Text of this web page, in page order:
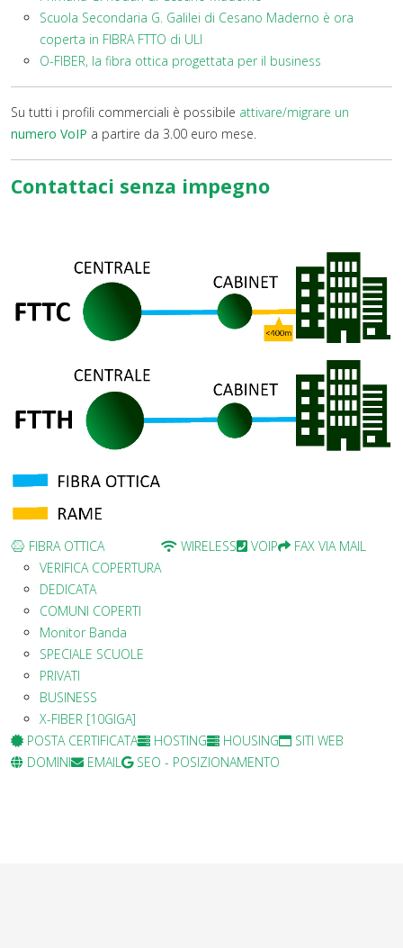
Scuola Secondaria G. Galilei di Cesano Maderno è ora
coperta in FIBRA FTTO di ULI
O-FIBER, la fibra ottica progettata per il business
Su tutti i profili commerciali è possibile attivare/migrare un
numero VoIP a partire da 3.00 euro mese.
Contattaci senza impegno
FIBRA OTTICA
VERIFICA COPERTURA
DEDICATA
COMUNI COPERTI
Monitor Banda
SPECIALE SCUOLE
PRIVATI
BUSINESS
X-FIBER [10GIGA]
WIRELESS VOIP FAX VIA MAIL
POSTA CERTIFICATA HOSTING HOUSING
SITI WEB
DOMINI
EMAIL SEO - POSIZIONAMENTO